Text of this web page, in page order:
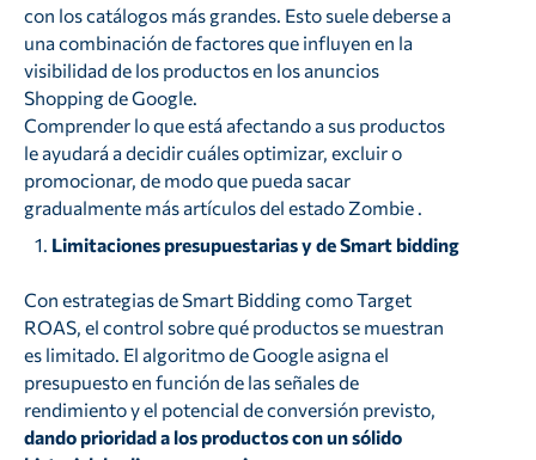
con los catálogos más grandes. Esto suele deberse a
una combinación de factores que influyen en la
visibilidad de los productos en los anuncios
Shopping de Google.
Comprender lo que está afectando a sus productos
le ayudará a decidir cuáles optimizar, excluir o
promocionar, de modo que pueda sacar
gradualmente más artículos del estado Zombie .
Limitaciones presupuestarias y de Smart bidding
Con estrategias de Smart Bidding como Target
ROAS, el control sobre qué productos se muestran
es limitado. El algoritmo de Google asigna el
presupuesto en función de las señales de
rendimiento y el potencial de conversión previsto,
dando prioridad a los productos con un sólido